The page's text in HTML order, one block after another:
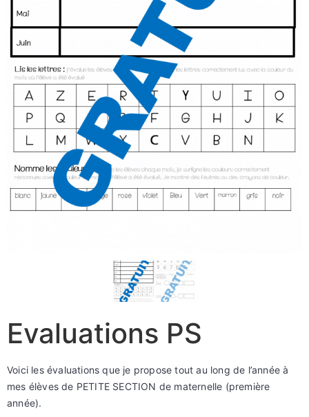
Evaluations PS
Voici les évaluations que je propose tout au long de l’année à
mes élèves de PETITE SECTION de maternelle (première
année).